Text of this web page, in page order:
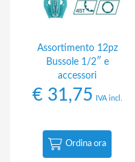
Assortimento 12pz
Bussole 1/2″ e
accessori
€31,75 IVA incl.
Ordina ora